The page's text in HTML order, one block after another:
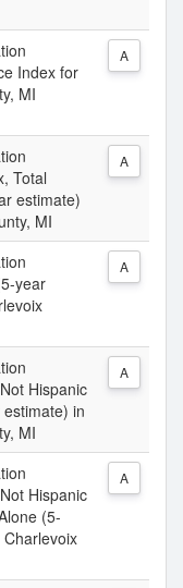
Index for
MI
A
Total
estimate)
MI
A
year
A
Hispanic
in
MI
A
Hispanic
(5-
A